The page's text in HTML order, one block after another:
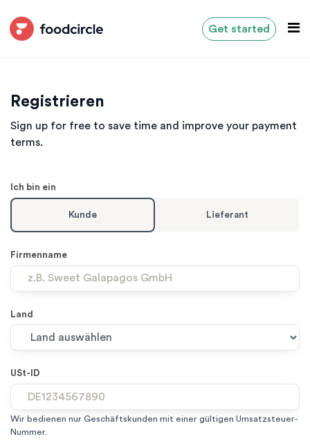
Get started
Registrieren
Sign up for free to save time and improve your payment
terms.
Leave
this
with
text
Ich bin ein
Kunde Lieferant
Firmenname
Land
USt-ID
Wir bedienen nur Geschäftskunden mit einer gültigen Umsatzsteuer-
Nummer.